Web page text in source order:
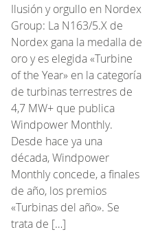
Ilusión y orgullo en Nordex
Group: La N163/5.X de
Nordex gana la medalla de
oro y es elegida «Turbine
of the Year» en la categoría
de turbinas terrestres de
4,7 MW+ que publica
Windpower Monthly.
Desde hace ya una
década, Windpower
Monthly concede, a finales
de año, los premios
«Turbinas del año». Se
trata de […]